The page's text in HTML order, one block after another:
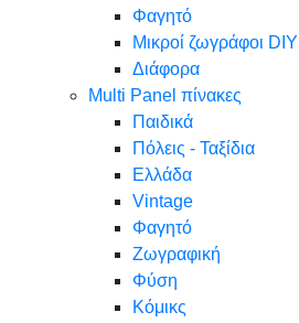
Φαγητό
Μικροί ζωγράφοι DIY
Διάφορα
Multi Panel πίνακες
Παιδικά
Πόλεις - Ταξίδια
Ελλάδα
Vintage
Φαγητό
Ζωγραφική
Φύση
Κόμικς